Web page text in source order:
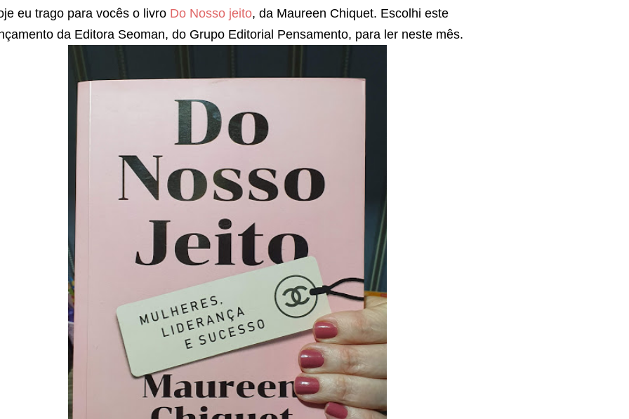
eu trago para vocês o livro Do Nosso jeito, da Maureen Chiquet. Escolhi este
da Editora Seoman, do Grupo Editorial Pensamento, para ler neste mês.